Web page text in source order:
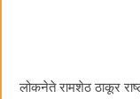
लोकनेते रामशेठ ठाकूर